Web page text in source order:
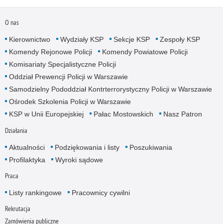
O nas
Kierownictwo Wydziały KSP Sekcje KSP
Zespoły KSP
Komendy Rejonowe Policji
Komendy Powiatowe Policji
Komisariaty Specjalistyczne Policji
Oddział Prewencji Policji w Warszawie
Samodzielny Pododdział Kontrterrorystyczny Policji w Warszawie
Ośrodek Szkolenia Policji w Warszawie
KSP w Unii Europejskiej
Pałac Mostowskich Nasz Patron
Działania
Aktualności Podziękowania i listy
Poszukiwania
Profilaktyka
Wyroki sądowe
Praca
Listy rankingowe Pracownicy cywilni
Rekrutacja
Zamówienia publiczne